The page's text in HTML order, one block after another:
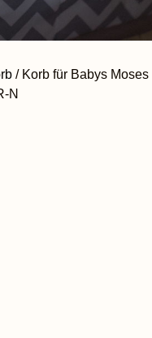
/ Korb für Babys Moses
N